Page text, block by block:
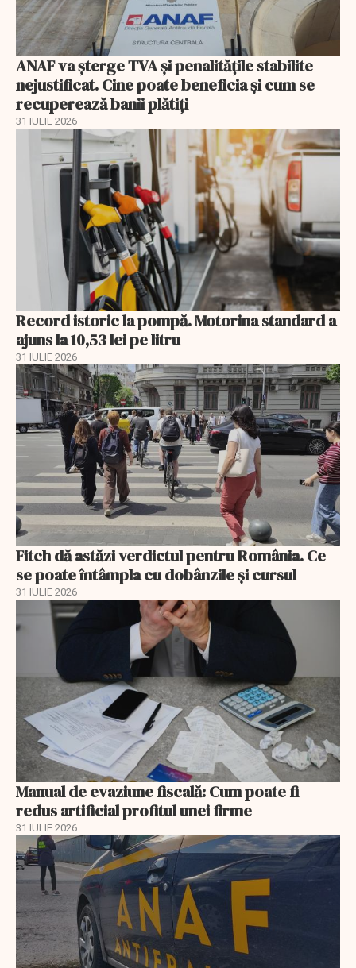
ANAF va șterge TVA și penalitățile stabilite
nejustificat. Cine poate beneficia și cum se
recuperează banii plătiți
31 IULIE 2026
Record istoric la pompă. Motorina standard a
ajuns la 10,53 lei pe litru
31 IULIE 2026
Fitch dă astăzi verdictul pentru România. Ce
se poate întâmpla cu dobânzile și cursul
31 IULIE 2026
Manual de evaziune fiscală: Cum poate fi
redus artificial profitul unei firme
31 IULIE 2026